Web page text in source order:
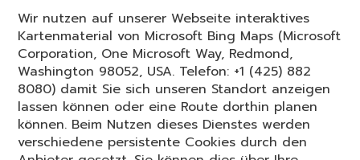
Wir nutzen auf unserer Webseite interaktives
Kartenmaterial von Microsoft Bing Maps (Microsoft
Corporation, One Microsoft Way, Redmond,
Washington 98052, USA. Telefon: +1 (425) 882
8080) damit Sie sich unseren Standort anzeigen
lassen können oder eine Route dorthin planen
können. Beim Nutzen dieses Dienstes werden
verschiedene persistente Cookies durch den